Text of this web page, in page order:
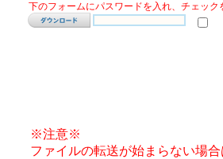
下のフォームにパスワードを入れ、チェック
※注意※
ファイルの転送が始まらない場